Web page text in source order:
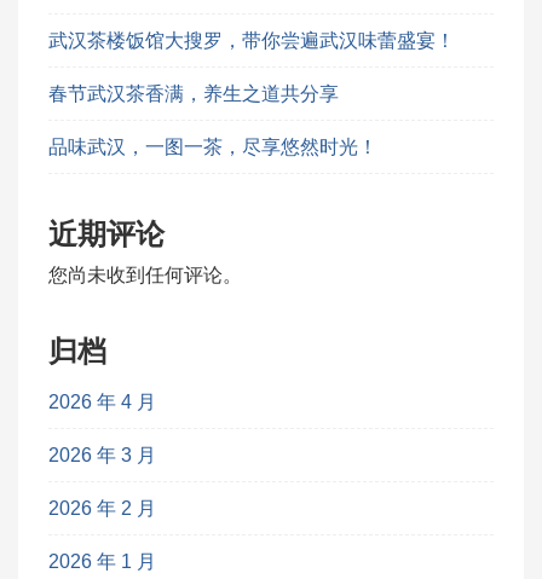
武汉茶楼饭馆大搜罗，带你尝遍武汉味蕾盛宴！
春节武汉茶香满，养生之道共分享
品味武汉，一图一茶，尽享悠然时光！
近期评论
您尚未收到任何评论。
归档
2026 年 4 月
2026 年 3 月
2026 年 2 月
2026 年 1 月